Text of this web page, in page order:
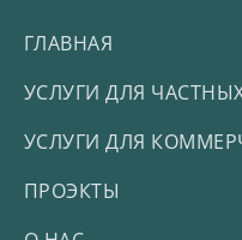
ГЛАВНАЯ
УСЛУГИ ДЛЯ
УСЛУГИ ДЛЯ
ПРОЭКТЫ